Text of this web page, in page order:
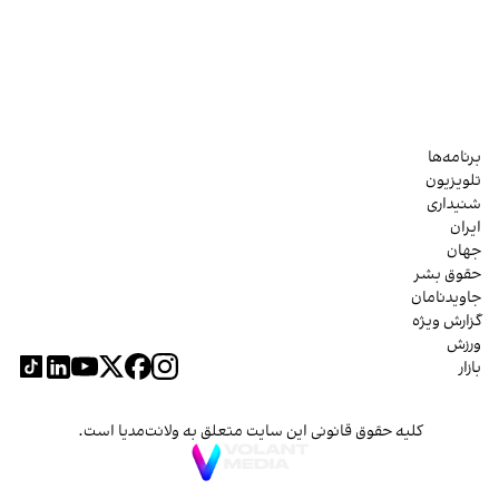
برنامه‌ها
تلویزیون
شنیداری
ایران
جهان
حقوق بشر
جاویدنامان
گزارش ویژه
ورزش
بازار
کلیه حقوق قانونی این سایت متعلق به ولانت‌مدیا است.